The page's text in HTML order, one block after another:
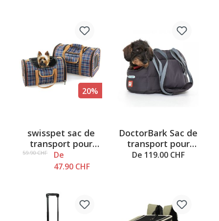
20%
swisspet sac de
transport pour
chiens et chats
Bristol
59.90 CHF
De
47.90 CHF
DoctorBark Sac de
transport pour
chiens gris
De 119.00 CHF